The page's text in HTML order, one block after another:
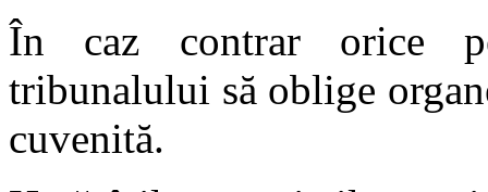
În caz contrar orice
tribunalului să oblige
cuvenită.